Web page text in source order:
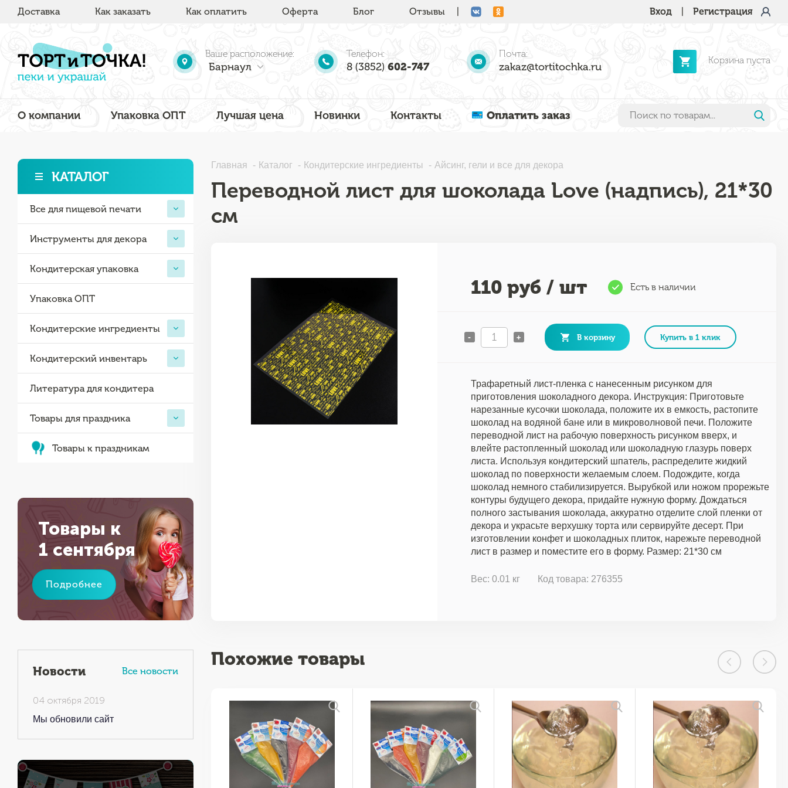
Доставка Как заказать Как оплатить Оферта Блог Отзывы Вход Регистрация
Ваше расположение:
Барнаул
Телефон:
8 (3852) 602-747
Почта:
zakaz@tortitochka.ru
Корзина пуста
О компании Упаковка ОПТ Лучшая цена Новинки Контакты Оплатить заказ
КАТАЛОГ
Все для пищевой печати
Инструменты для декора
Кондитерская упаковка
Упаковка ОПТ
Кондитерские ингредиенты
Кондитерский инвентарь
Литература для кондитера
Товары для праздника
Товары к праздникам
Товары к
1 сентября
Подробнее
Новости Все новости
04 октября 2019
Мы обновили сайт
Главная Каталог Кондитерские ингредиенты Айсинг, гели и все для декора
Переводной лист для шоколада Love (надпись), 21*30
см
110 руб / шт Есть в наличии
- + В корзину Купить в 1 клик
Трафаретный лист-пленка с нанесенным рисунком для
приготовления шоколадного декора. Инструкция: Приготовьте
нарезанные кусочки шоколада, положите их в емкость, растопите
шоколад на водяной бане или в микроволновой печи. Положите
переводной лист на рабочую поверхность рисунком вверх, и
влейте растопленный шоколад или шоколадную глазурь поверх
листа. Используя кондитерский шпатель, распределите жидкий
шоколад по поверхности желаемым слоем. Подождите, когда
шоколад немного стабилизируется. Вырубкой или ножом прорежьте
контуры будущего декора, придайте нужную форму. Дождаться
полного застывания шоколада, аккуратно отделите слой пленки от
декора и украсьте верхушку торта или сервируйте десерт. При
изготовлении конфет и шоколадных плиток, нарежьте переводной
лист в размер и поместите его в форму. Размер: 21*30 см
Вес: 0.01 кг Код товара: 276355
Похожие товары